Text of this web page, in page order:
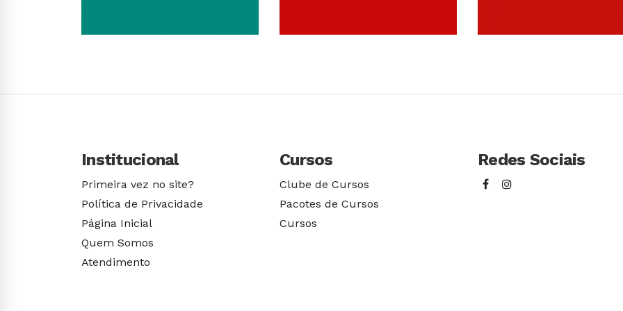
Institucional
Primeira vez no site?
Política de Privacidade
Página Inicial
Quem Somos
Atendimento
Cursos
Clube de Cursos
Pacotes de Cursos
Cursos
Redes Sociais